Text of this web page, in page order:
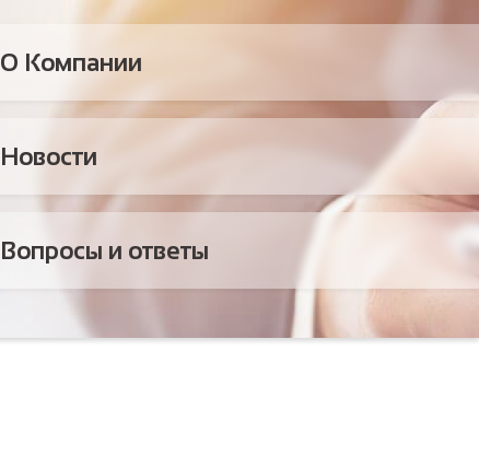
О Компании
Новости
Вопросы и ответы